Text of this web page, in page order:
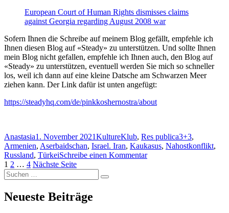
European Court of Human Rights dismisses claims
against Georgia regarding August 2008 war
Sofern Ihnen die Schreibe auf meinem Blog gefällt, empfehle ich
Ihnen diesen Blog auf «Steady» zu unterstützen. Und sollte Ihnen
mein Blog nicht gefallen, empfehle ich Ihnen auch, den Blog auf
«Steady» zu unterstützen, eventuell werden Sie mich so schneller
los, weil ich dann auf eine kleine Datsche am Schwarzen Meer
ziehen kann. Der Link dafür ist unten angefügt:
https://steadyhq.com/de/pinkkoshernostra/about
Autor
AnastasiaVeröffentlicht
am
1. November 2021Kategorien
KultureKlub, Res publicaSchlagwörter
3+3,
Armenien, Aserbaidschan, Israel. Iran, Kaukasus, Nahostkonflikt,
Russland, TürkeiSchreibe einen Kommentarzu
Seitennummerierung
der
Beiträge
Seite
1 Seite
2 … Seite
4 Nächste Seite
Suchen
nach:
Suchen
Neueste Beiträge